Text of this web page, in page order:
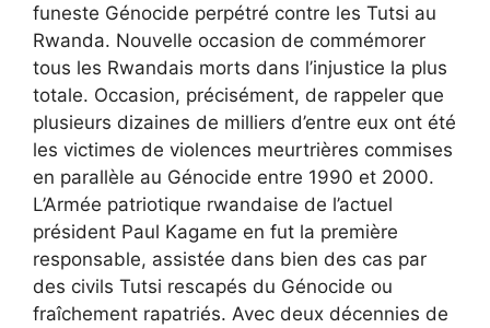
funeste Génocide perpétré contre les Tutsi au
Rwanda. Nouvelle occasion de commémorer
tous les Rwandais morts dans l’injustice la plus
totale. Occasion, précisément, de rappeler que
plusieurs dizaines de milliers d’entre eux ont été
les victimes de violences meurtrières commises
en parallèle au Génocide entre 1990 et 2000.
L’Armée patriotique rwandaise de l’actuel
président Paul Kagame en fut la première
responsable, assistée dans bien des cas par
des civils Tutsi rescapés du Génocide ou
fraîchement rapatriés. Avec deux décennies de